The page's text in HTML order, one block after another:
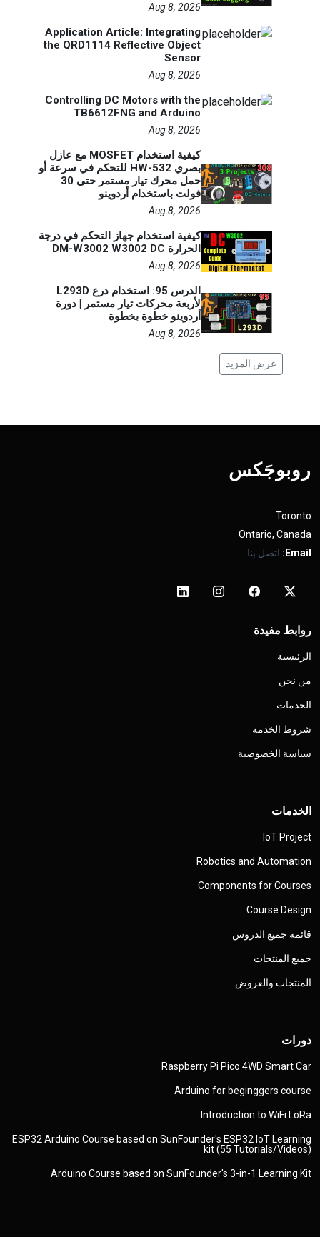
Aug 8, 2026
Application Article: Integrating
the QRD1114 Reflective Object
Sensor
Aug 8, 2026
Controlling DC Motors with the
TB6612FNG and Arduino
Aug 8, 2026
كيفية استخدام MOSFET مع عازل
بصري HW-532 للتحكم في سرعة أو
حمل محرك تيار مستمر حتى 30
فولت باستخدام أردوينو
Aug 8, 2026
كيفية استخدام جهاز التحكم في درجة
الحرارة DM-W3002 W3002 DC
Aug 8, 2026
الدرس 95: استخدام درع L293D
لأربعة محركات تيار مستمر | دورة
أردوينو خطوة بخطوة
Aug 8, 2026
عرض المزيد
روبوجَکس
Toronto
Ontario, Canada
Email: اتصل بنا
روابط مفيدة
الرئيسية
من نحن
الخدمات
شروط الخدمة
سياسة الخصوصية
الخدمات
IoT Project
Robotics and Automation
Components for Courses
Course Design
قائمة جميع الدروس
جميع المنتجات
المنتجات والعروض
دورات
Raspberry Pi Pico 4WD Smart Car
Arduino for beginggers course
Introduction to WiFi LoRa
ESP32 Arduino Course based on SunFounder's ESP32 IoT Learning
kit (55 Tutorials/Videos)
Arduino Course based on SunFounder's 3-in-1 Learning Kit